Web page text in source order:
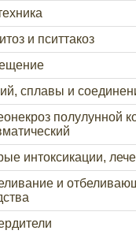
и пситтакоз
сплавы и
полулунной
интоксикации,
и